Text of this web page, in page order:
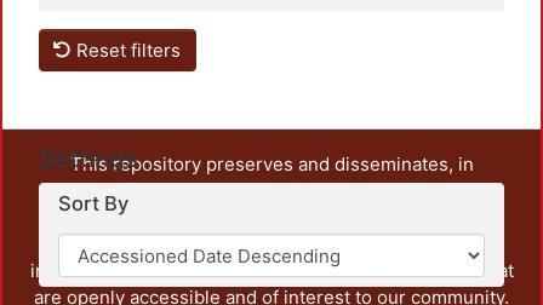
Reset filters
Settings
Sort By
This repository preserves and disseminates, in
unrestricted open access, the teaching and research
output of UAM Azcapotzalco. It also includes some
administrative and graphic documents from the
institution, as well as content from other institutions that
are openly accessible and of interest to our community.